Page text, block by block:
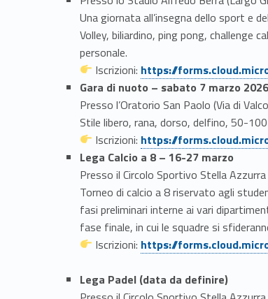
Una giornata all’insegna dello sport e
Volley, biliardino, ping pong, challenge
personale.
Iscrizioni: Link identifier #identifier__110375-3https://
Gara di nuoto – sabato 7 marzo
Presso l’Oratorio San Paolo (Via di
Stile libero, rana, dorso, delfino, 50-
Iscrizioni: Link identifier #identifier__103344-4https://
Lega Calcio a 8 – 16-27 marzo
Presso il Circolo Sportivo Stella Azzurra
Torneo di calcio a 8 riservato agli
fasi preliminari interne ai vari
fase finale, in cui le squadre si
Iscrizioni: Link identifier #identifier__36971-5https://
Lega Padel (data da definire)